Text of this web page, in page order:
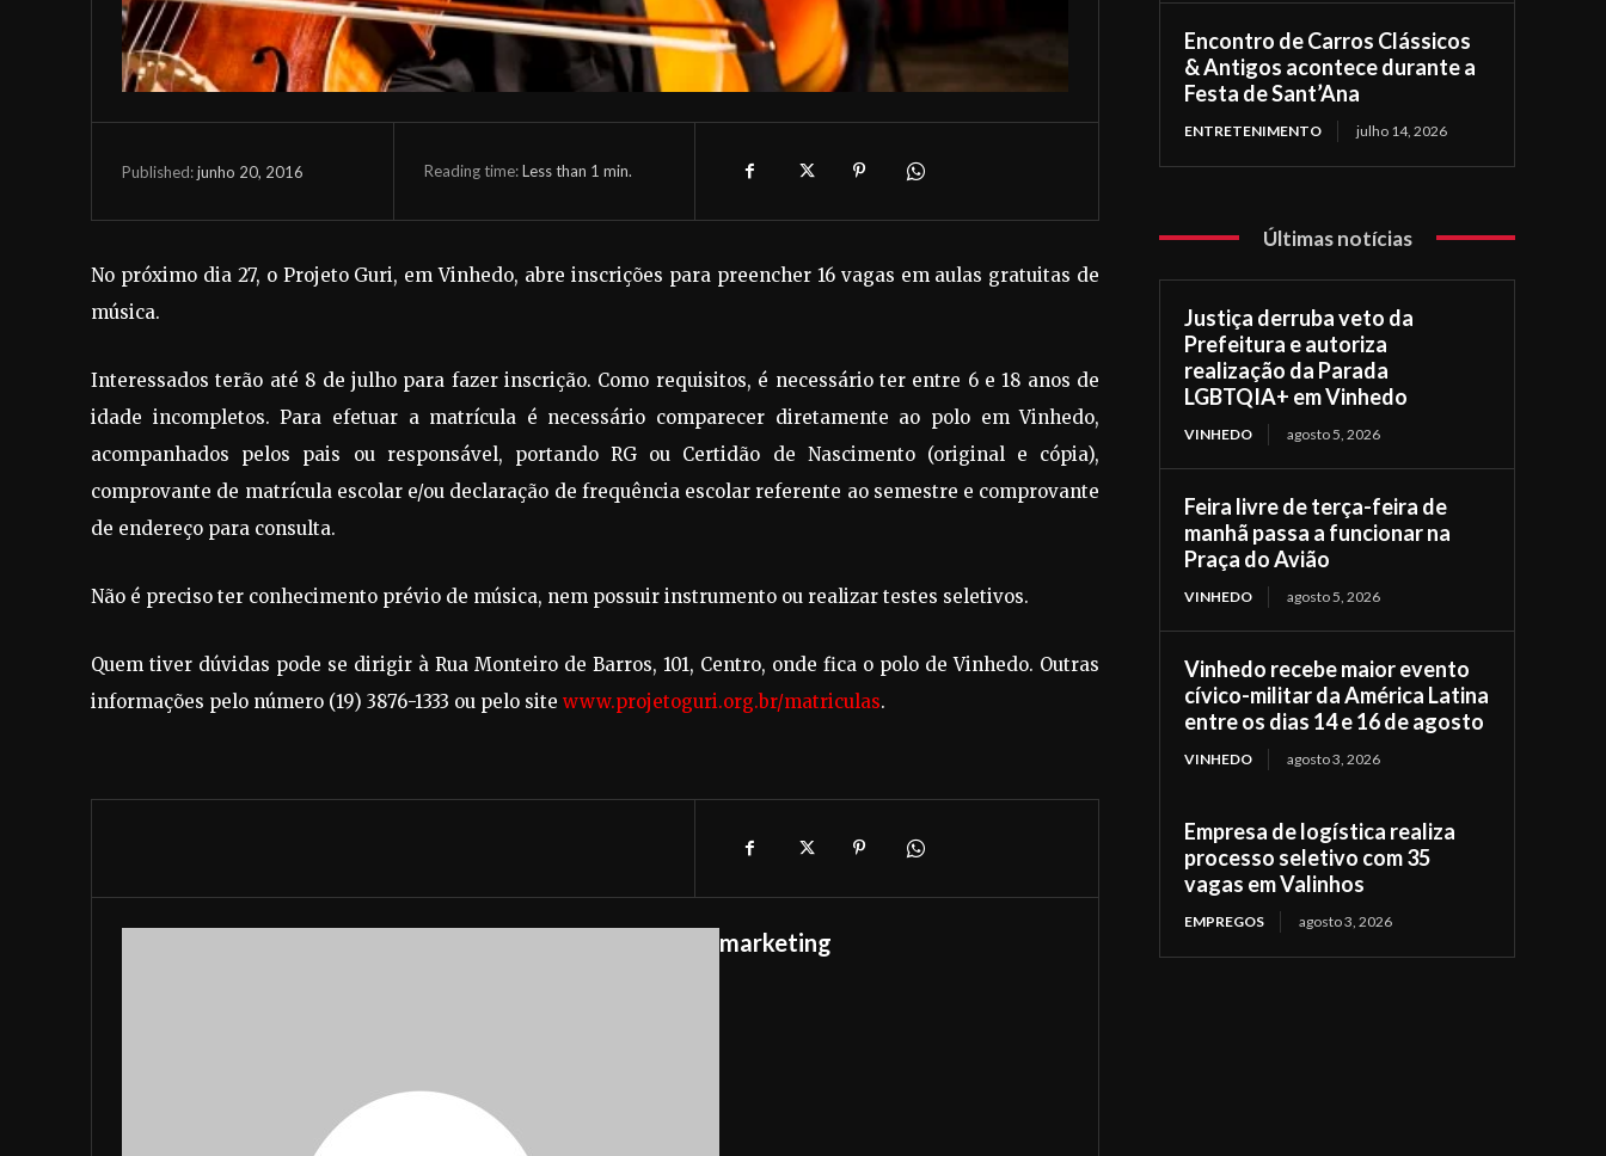
Published:junho 20, 2016 Reading time:Less than 1 min.
No próximo dia 27, o Projeto Guri, em Vinhedo, abre inscrições para preencher 16 vagas em aulas gratuitas de
música.
Interessados terão até 8 de julho para fazer inscrição. Como requisitos, é necessário ter entre 6 e 18 anos de
idade incompletos. Para efetuar a matrícula é necessário comparecer diretamente ao polo em Vinhedo,
acompanhados pelos pais ou responsável, portando RG ou Certidão de Nascimento (original e cópia),
comprovante de matrícula escolar e/ou declaração de frequência escolar referente ao semestre e comprovante
de endereço para consulta.
Não é preciso ter conhecimento prévio de música, nem possuir instrumento ou realizar testes seletivos.
Quem tiver dúvidas pode se dirigir à Rua Monteiro de Barros, 101, Centro, onde fica o polo de Vinhedo. Outras
informações pelo número (19) 3876-1333 ou pelo site www.projetoguri.org.br/matriculas.
marketing
Encontro de Carros Clássicos
& Antigos acontece durante a
Festa de Sant’Ana
ENTRETENIMENTO julho 14, 2026
Últimas notícias
Justiça derruba veto da
Prefeitura e autoriza
realização da Parada
LGBTQIA+ em Vinhedo
VINHEDO agosto 5, 2026
Feira livre de terça-feira de
manhã passa a funcionar na
Praça do Avião
VINHEDO agosto 5, 2026
Vinhedo recebe maior evento
cívico-militar da América Latina
entre os dias 14 e 16 de agosto
VINHEDO agosto 3, 2026
Empresa de logística realiza
processo seletivo com 35
vagas em Valinhos
EMPREGOS agosto 3, 2026